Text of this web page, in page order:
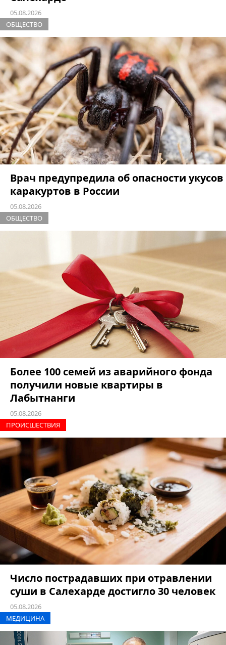
05.08.2026
ОБЩЕСТВО
Врач предупредила об опасности укусов
каракуртов в России
05.08.2026
ОБЩЕСТВО
Более 100 семей из аварийного фонда
получили новые квартиры в
Лабытнанги
05.08.2026
ПРОИCШЕСТВИЯ
Число пострадавших при отравлении
суши в Салехарде достигло 30 человек
05.08.2026
МЕДИЦИНА